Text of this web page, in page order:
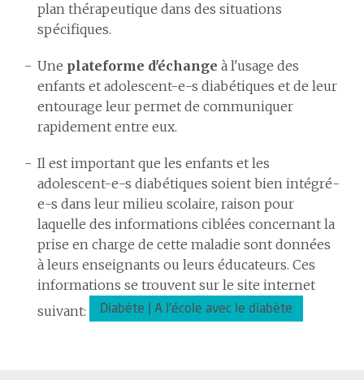
plan thérapeutique dans des situations
spécifiques.
Une plateforme d'échange à l'usage des
enfants et adolescent-e-s diabétiques et de leur
entourage leur permet de communiquer
rapidement entre eux.
Il est important que les enfants et les
adolescent-e-s diabétiques soient bien intégré-
e-s dans leur milieu scolaire, raison pour
laquelle des informations ciblées concernant la
prise en charge de cette maladie sont données
à leurs enseignants ou leurs éducateurs. Ces
informations se trouvent sur le site internet
suivant:
Diabète | A l’école avec le diabète